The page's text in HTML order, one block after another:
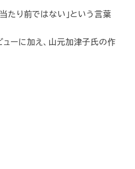
たり前ではない」という言葉
ューに加え、山元加津子氏の作